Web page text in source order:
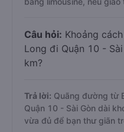
Câu hỏi: Khoảng
Long đi Quận 10 -
km?
Trả lời: Quãng đường từ
Quận 10 - Sài Gòn dài
vừa đủ để bạn thư giãn